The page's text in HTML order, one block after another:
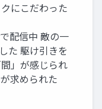
にこだわった
配信中 敵の一
た 駆け引きを
」が感じられ
求められた